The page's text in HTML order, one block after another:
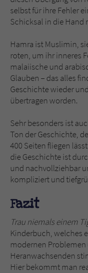
selbst für ihre Fehler
Schicksal in die Hand
Hamra ist Muslimin,
roten, um ihr inneres
malaiische und
Glauben – das alles
Geschichte wieder
übertragen worden.
Sehr besonders ist
Ton der Geschichte,
400 Seiten fliegen
die Geschichte ist
und nachvollziehbar
kompliziert und
Fazit
Trau niemals einem
Kinderbuch, welches
modernen
Heranwachsenden
Hier bekommt man